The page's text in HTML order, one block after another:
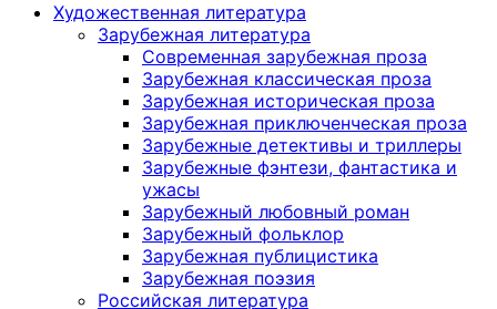
Художественная литература
Зарубежная литература
Современная зарубежная проза
Зарубежная классическая проза
Зарубежная историческая проза
Зарубежная приключенческая проза
Зарубежные детективы и триллеры
Зарубежные фэнтези, фантастика и
ужасы
Зарубежный любовный роман
Зарубежный фольклор
Зарубежная публицистика
Зарубежная поэзия
Российская литература